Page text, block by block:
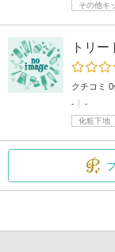
その他キ
トリ
クチコミ 0
-
-
化粧下地